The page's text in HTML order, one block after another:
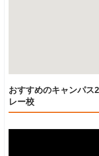
おすすめのキャンパス
レー校